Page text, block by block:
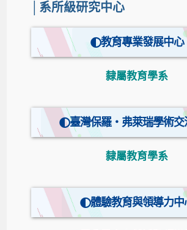
│系所級研究中心
教育專業發展中心
隸屬教育學系
臺灣保羅‧弗萊瑞學術交
隸屬教育學系
體驗教育與領導力中